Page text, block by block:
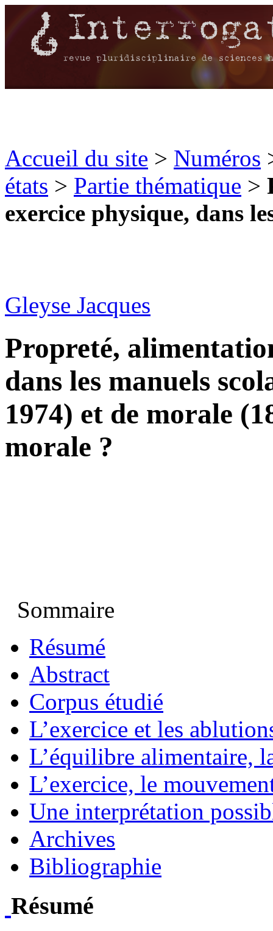
Accueil du site > Numéros
états > Partie thématique >
exercice physique, dans
Gleyse Jacques
Propreté,
dans les manuels
1974) et de morale
morale ?
Sommaire
Résumé
Abstract
Corpus étudié
L’exercice et les
L’équilibre alimentaire,
L’exercice, le
Une interprétation
Archives
Bibliographie
Résumé